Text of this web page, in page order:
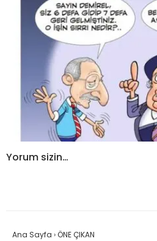
Yorum sizin…
Ana Sayfa ›ÖNE ÇIKAN